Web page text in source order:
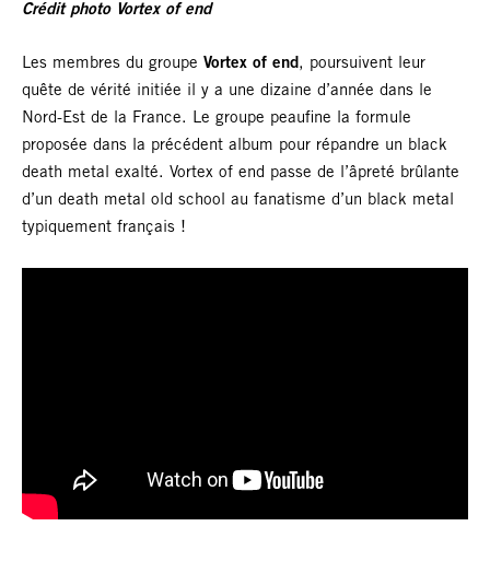
Crédit photo Vortex of end
Les membres du groupe Vortex of end , poursuivent leur
quête de vérité initiée il y a une dizaine d’année dans le
Nord-Est de la France. Le groupe peaufine la formule
proposée dans la précédent album pour répandre un black
death metal exalté. Vortex of end passe de l’âpreté brûlante
d’un death metal old school au fanatisme d’un black metal
typiquement français !